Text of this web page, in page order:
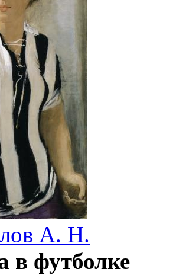
А. Н.
в футболке